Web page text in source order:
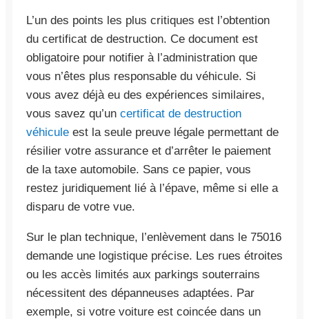
L’un des points les plus critiques est l’obtention
du certificat de destruction. Ce document est
obligatoire pour notifier à l’administration que
vous n’êtes plus responsable du véhicule. Si
vous avez déjà eu des expériences similaires,
vous savez qu’un certificat de destruction
véhicule est la seule preuve légale permettant de
résilier votre assurance et d’arrêter le paiement
de la taxe automobile. Sans ce papier, vous
restez juridiquement lié à l’épave, même si elle a
disparu de votre vue.
Sur le plan technique, l’enlèvement dans le 75016
demande une logistique précise. Les rues étroites
ou les accès limités aux parkings souterrains
nécessitent des dépanneuses adaptées. Par
exemple, si votre voiture est coincée dans un